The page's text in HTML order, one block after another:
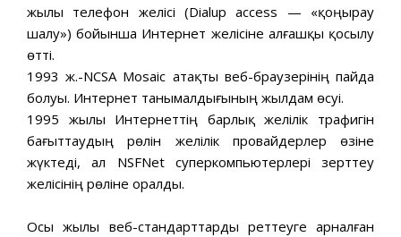
жылы телефон желісі (Dialup access — «қоңырау
шалу») бойынша Интернет желісіне алғашқы қосылу
өтті.
1993 ж.-NCSA Mosaic атақты веб-браузерінің пайда
болуы. Интернет танымалдығының жылдам өсуі.
1995 жылы Интернеттің барлық желілік трафигін
бағыттаудың рөлін желілік провайдерлер өзіне
жүктеді, ал NSFNet суперкомпьютерлері зерттеу
желісінің рөліне оралды.
Осы жылы веб-стандарттарды реттеуге арналған